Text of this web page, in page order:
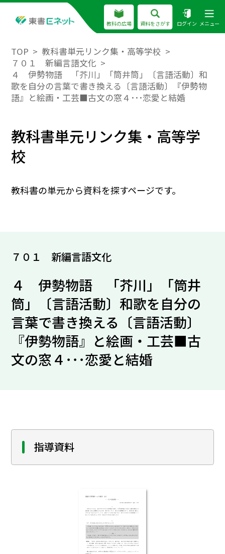
教科の広場 資料をさがす ログイン メニュー
TOP
教科書単元リンク集・高等学校
７０１ 新編言語文化
４ 伊勢物語 「芥川」「筒井筒」〔言語活動〕和
歌を自分の言葉で書き換える〔言語活動〕『伊勢物
語』と絵画・工芸■古文の窓４･･･恋愛と結婚
教科書単元リンク集・高等学
校
教科書の単元から資料を探すページです。
７０１ 新編言語文化
４ 伊勢物語 「芥川」「筒井
筒」〔言語活動〕和歌を自分の
言葉で書き換える〔言語活動〕
『伊勢物語』と絵画・工芸■古
文の窓４･･･恋愛と結婚
指導資料